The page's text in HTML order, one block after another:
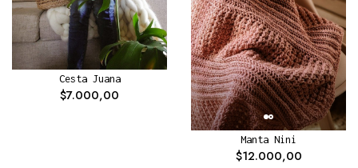
Cesta Juana
$7.000,00
Manta Nini
$12.000,00